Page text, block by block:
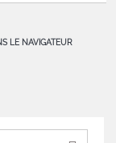
LE NAVIGATEUR